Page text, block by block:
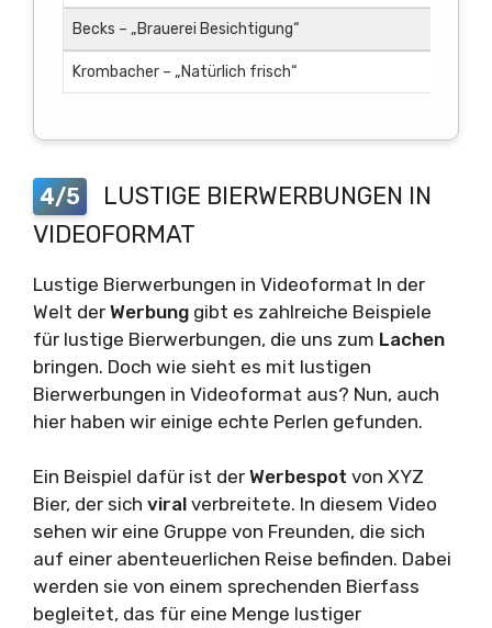
Becks – „Brauerei Besichtigung“
Krombacher – „Natürlich frisch“
4/5
LUSTIGE BIERWERBUNGEN IN
VIDEOFORMAT
Lustige Bierwerbungen in Videoformat In der
Welt der Werbung gibt es zahlreiche Beispiele
für lustige Bierwerbungen, die uns zum Lachen
bringen. Doch wie sieht es mit lustigen
Bierwerbungen in Videoformat aus? Nun, auch
hier haben wir einige echte Perlen gefunden.
Ein Beispiel dafür ist der Werbespot von XYZ
Bier, der sich viral verbreitete. In diesem Video
sehen wir eine Gruppe von Freunden, die sich
auf einer abenteuerlichen Reise befinden. Dabei
werden sie von einem sprechenden Bierfass
begleitet, das für eine Menge lustiger